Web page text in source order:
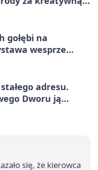
gołębi na
wesprze
adresu.
Dworu ją
się, że kierowca